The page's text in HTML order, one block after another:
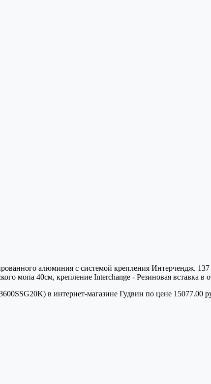
алюминия с системой крепления Интерчендж.
мопа 40см, крепление Interchange - Резиновая вставка
в интернет-магазине Гудвин по цене 15077.00